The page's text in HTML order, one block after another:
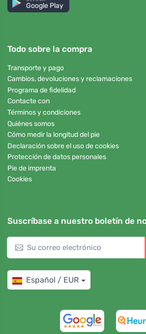
Google Play
Todo sobre la compra
Transporte y pago
Cambios, devoluciones y reclamaciones
Programa de fidelidad
Contacte con
Términos y condiciones
Quiénes somos
Cómo medir la longitud del pie
Declaración sobre el uso de cookies
Protección de datos personales
Pie de imprenta
Cookies
Suscríbase a nuestro boletín de
Español / EUR